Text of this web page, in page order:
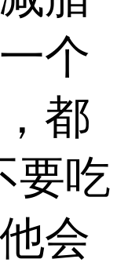
个
都
要吃
会